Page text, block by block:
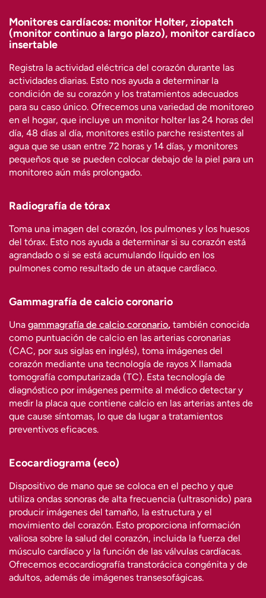
Monitores cardíacos: monitor Holter, ziopatch
(monitor continuo a largo plazo), monitor cardíaco
insertable
Registra la actividad eléctrica del corazón durante las
actividades diarias. Esto nos ayuda a determinar la
condición de su corazón y los tratamientos adecuados
para su caso único. Ofrecemos una variedad de monitoreo
en el hogar, que incluye un monitor holter las 24 horas del
día, 48 días al día, monitores estilo parche resistentes al
agua que se usan entre 72 horas y 14 días, y monitores
pequeños que se pueden colocar debajo de la piel para un
monitoreo aún más prolongado.
Radiografía de tórax
Toma una imagen del corazón, los pulmones y los huesos
del tórax. Esto nos ayuda a determinar si su corazón está
agrandado o si se está acumulando líquido en los
pulmones como resultado de un ataque cardíaco.
Gammagrafía de calcio coronario
Una gammagrafía de calcio coronario, también conocida
como puntuación de calcio en las arterias coronarias
(CAC, por sus siglas en inglés), toma imágenes del
corazón mediante una tecnología de rayos X llamada
tomografía computarizada (TC). Esta tecnología de
diagnóstico por imágenes permite al médico detectar y
medir la placa que contiene calcio en las arterias antes de
que cause síntomas, lo que da lugar a tratamientos
preventivos eficaces.
Ecocardiograma (eco)
Dispositivo de mano que se coloca en el pecho y que
utiliza ondas sonoras de alta frecuencia (ultrasonido) para
producir imágenes del tamaño, la estructura y el
movimiento del corazón. Esto proporciona información
valiosa sobre la salud del corazón, incluida la fuerza del
músculo cardíaco y la función de las válvulas cardíacas.
Ofrecemos ecocardiografía transtorácica congénita y de
adultos, además de imágenes transesofágicas.